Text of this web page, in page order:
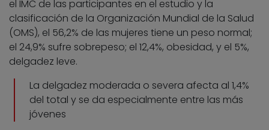
el IMC de las participantes en el estudio y la
clasificación de la Organización Mundial de la Salud
(OMS), el 56,2% de las mujeres tiene un peso normal;
el 24,9% sufre sobrepeso; el 12,4%, obesidad, y el 5%,
delgadez leve.
La delgadez moderada o severa afecta al 1,4%
del total y se da especialmente entre las más
jóvenes